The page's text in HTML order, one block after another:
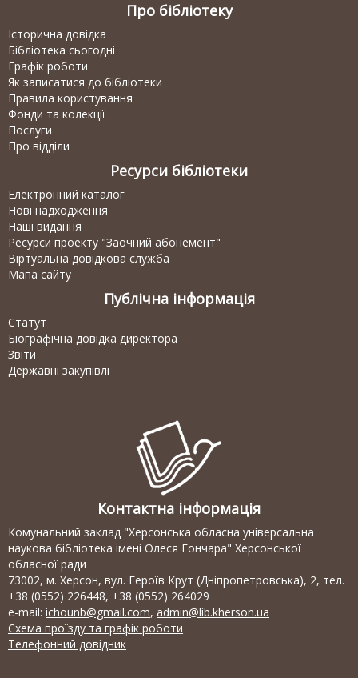
Про бібліотеку
Історична довідка
Бібліотека сьогодні
Графік роботи
Як записатися до бібліотеки
Правила користування
Фонди та колекції
Послуги
Про відділи
Ресурси бібліотеки
Електронний каталог
Нові надходження
Наші видання
Ресурси проекту "Заочний абонемент"
Віртуальна довідкова служба
Мапа сайту
Публічна інформація
Статут
Біографічна довідка директора
Звіти
Державні закупівлі
Контактна інформація
Комунальний заклад "Херсонська обласна універсальна
наукова бібліотека імені Олеся Гончара" Херсонської
обласної ради
73002, м. Херсон, вул. Героїв Крут (Дніпропетровська), 2, тел.
+38 (0552) 226448, +38 (0552) 264029
e-mail: ichounb@gmail.com, admin@lib.kherson.ua
Схема проїзду та графік роботи
Телефонний довідник